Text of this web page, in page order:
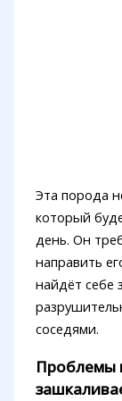
Эта порода
который
день. Он
направить
найдёт себе
соседями.
Проблемы